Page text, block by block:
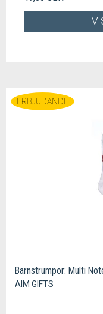
ERBJUDANDE
Barnstrumpor: Multi
AIM GIFTS